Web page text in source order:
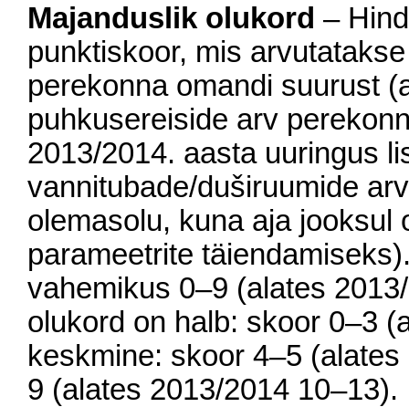
Majanduslik olukord –
punktiskoor, mis
perekonna omandi suurust
puhkusereiside arv
2013/2014. aasta uuringus
vannitubade/duširuumide
olemasolu, kuna aja jooksul
parameetrite
vahemikus 0–9 (alates
olukord on halb: skoor 0–3
keskmine: skoor 4–5
9 (alates 2013/2014 10–13).